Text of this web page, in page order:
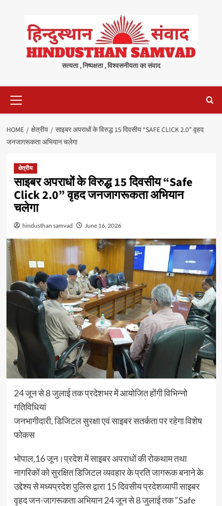
content
सत्यता , निष्पक्षता , विश्वसनीयता का संवाद
Menu
HOME क्षेत्रीय
साइबर अपराधों के विरुद्ध 15 दिवसीय “SAFE CLICK 2.0” वृहद
जनजागरूकता अभियान चलेगा
क्षेत्रीय
साइबर अपराधों के विरुद्ध 15 दिवसीय “Safe
Click 2.0” वृहद जनजागरूकता अभियान
चलेगा
hindusthan samvad June 16, 2026
24 जून से 8 जुलाई तक प्रदेशभर में आयोजित होंगी विभिन्नो
गतिविधियां
जनभागीदारी, डिजिटल सुरक्षा एवं साइबर सतर्कता पर रहेगा विशेष
फोकस
भोपाल,16 जून।प्रदेश में साइबर अपराधों की रोकथाम तथा
नागरिकों को सुरक्षित डिजिटल व्यवहार के प्रति जागरूक बनाने के
उद्देश्य से मध्यप्रदेश पुलिस द्वारा 15 दिवसीय प्रदेशव्यापी साइबर
वृहद जन-जागरूकता अभियान 24 जून से 8 जुलाई तक “Safe